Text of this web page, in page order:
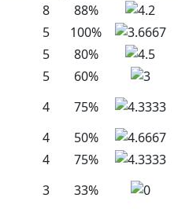
8
88%
5
100%
5
80%
5
60%
4
75%
4
50%
4
75%
3
33%